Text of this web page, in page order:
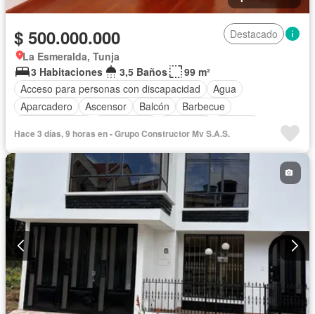
$ 500.000.000
Destacado
La Esmeralda, Tunja
3 Habitaciones
3,5 Baños
99 m²
Acceso para personas con discapacidad
Agua
Aparcadero
Ascensor Balcón
Barbecue
Jacuzzi
Sauna Seguridad privada
Tanque de agua
Wifi
Hace 3 días, 9 horas en - Grupo Constructor Mv S.A.S.